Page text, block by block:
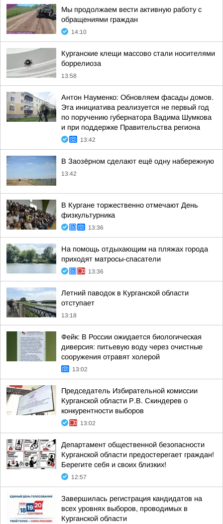
Мы продолжаем вести активную работу с
обращениями граждан
14:10
Курганские клещи массово стали носителями
боррелиоза
13:58
Антон Науменко: Обновляем фасады домов.
Эта инициатива реализуется не первый год
по поручению губернатора Вадима Шумкова
и при поддержке Правительства региона
13:42
В Заозёрном сделают ещё одну набережную
13:42
В Кургане торжественно отмечают День
физкультурника
13:36
На помощь отдыхающим на пляжах города
приходят матросы-спасатели
13:36
Летний паводок в Курганской области
отступает
13:18
Фейк: В России ожидается биологическая
диверсия: питьевую воду через очистные
сооружения отравят холерой
13:02
Председатель Избирательной комиссии
Курганской области Р.В. Скиндерев о
конкурентности выборов
13:02
Департамент общественной безопасности
Курганской области предостерегает граждан!
Берегите себя и своих близких!
12:57
Завершилась регистрация кандидатов на
всех уровнях выборов, проводимых в
Курганской области